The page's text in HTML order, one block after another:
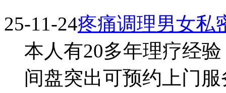
25-11-24疼痛调理男女私
本人有20多年理疗经
间盘突出可预约上门服